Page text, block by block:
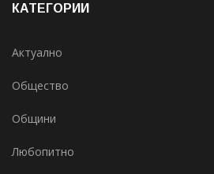
КАТЕГОРИИ
Актуално
Общество
Общини
Любопитно